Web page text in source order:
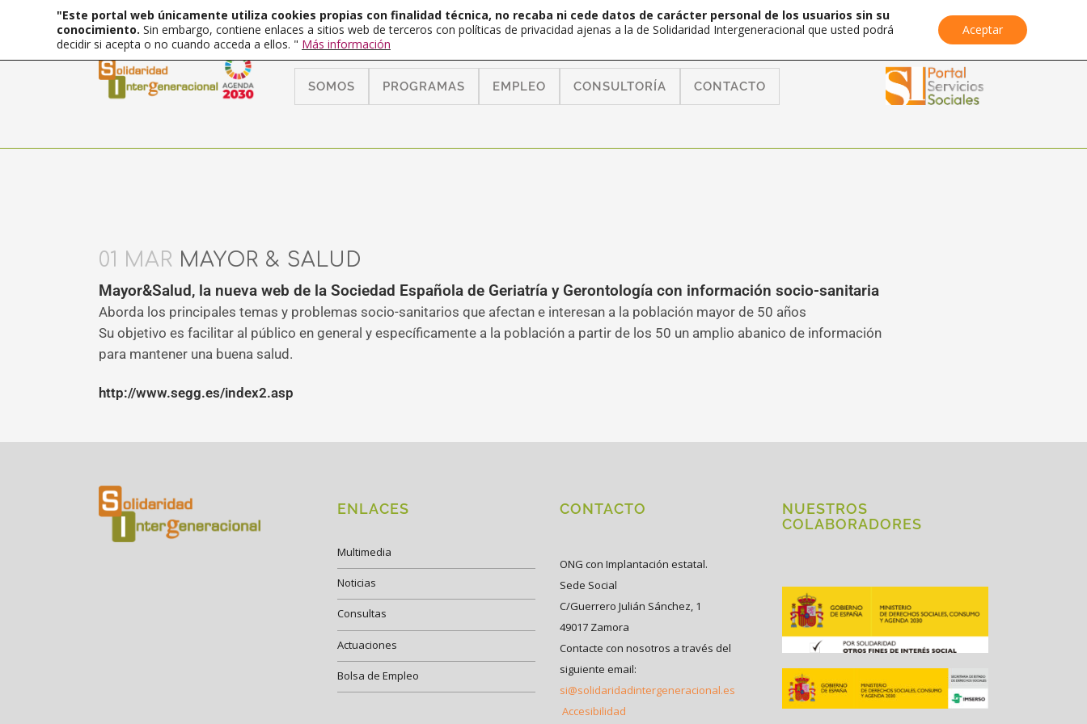
SOMOS PROGRAMAS EMPLEO CONSULTORÍA CONTACTO
01 MAR MAYOR & SALUD
Mayor&Salud, la nueva web de la Sociedad Española de Geriatría y Gerontología con información socio-sanitaria
Aborda los principales temas y problemas socio-sanitarios que afectan e interesan a la población mayor de 50 años
Su objetivo es facilitar al público en general y específicamente a la población a partir de los 50 un amplio abanico de información
para mantener una buena salud.
http://www.segg.es/index2.asp
ENLACES
Multimedia
Noticias
Consultas
Actuaciones
Bolsa de Empleo
CONTACTO
ONG con Implantación estatal.
Sede Social
C/Guerrero Julián Sánchez, 1
49017 Zamora
Contacte con nosotros a través del
siguiente email:
si@solidaridadintergeneracional.es
Accesibilidad
NUESTROS
COLABORADORES
"Este portal web únicamente utiliza cookies propias con finalidad técnica, no recaba ni cede datos de carácter personal de los usuarios sin su
conocimiento. Sin embargo, contiene enlaces a sitios web de terceros con políticas de privacidad ajenas a la de Solidaridad Intergeneracional que usted podrá
decidir si acepta o no cuando acceda a ellos. " Más información
Aceptar